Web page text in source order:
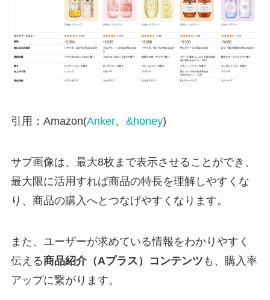
引用：Amazon(Anker、 &honey)
サブ画像は、最大8枚まで表示させることができ、
最大限に活用すれば商品の特長を理解しやすくな
り、商品の購入へとつなげやすくなります。
また、ユーザーが求めている情報をわかりやすく
伝える商品紹介（Aプラス）コンテンツ も、購入率
アップに繋がります。